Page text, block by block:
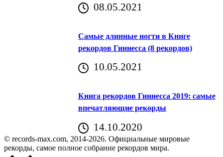
08.05.2021
Самые длинные ногти в Книге
рекордов Гиннесса (8 рекордов)
10.05.2021
Книга рекордов Гиннесса 2019: самые
впечатляющие рекорды
14.10.2020
© records-max.com, 2014-2026. Официальные мировые
рекорды, самое полное собрание рекордов мира.